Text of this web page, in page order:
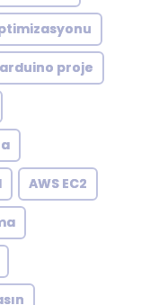
arduino proje
AWS EC2